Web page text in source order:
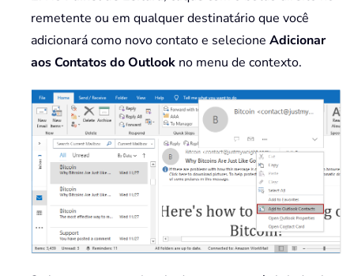
remetente ou em qualquer destinatário que você
adicionará como novo contato e selecione Adicionar
aos Contatos do Outlook no menu de contexto.